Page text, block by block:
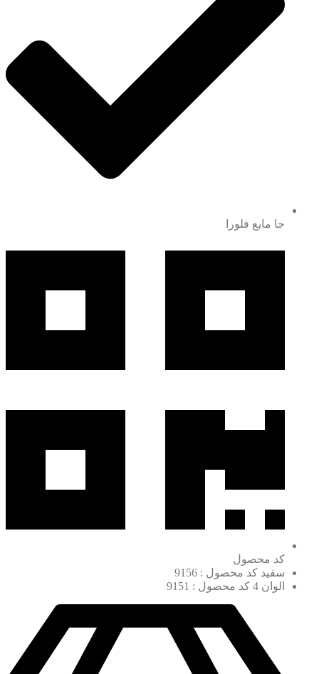
جا مایع فلورا
کد محصول
سفید کد محصول : 9156
الوان 4 کد محصول : 9151